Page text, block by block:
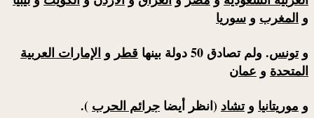
و المغرب و سوريا
وتونس. ولم تصادق 50 دولة بينها قطر و الإمارات العربية
المتحدة و عمان
و موريتانيا وتشاد (انظر أيضا جرائم الحرب ).